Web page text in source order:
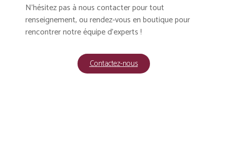
N’hésitez pas à nous contacter pour tout
renseignement, ou rendez-vous en boutique pour
rencontrer notre équipe d’experts !
Contactez-nous